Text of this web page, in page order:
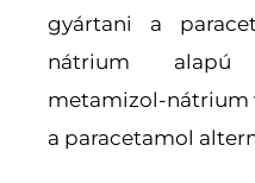
gyártani a
nátrium alapú
metamizol-nátrium
a paracetamol